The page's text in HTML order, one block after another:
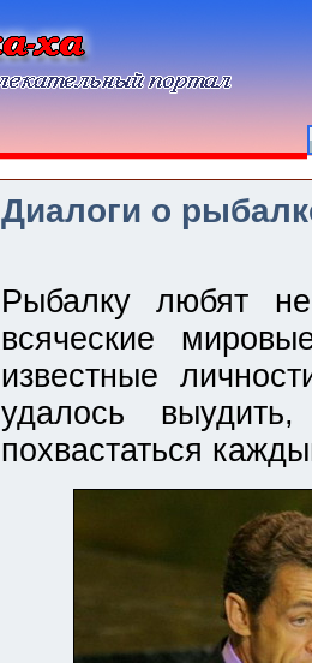
Диалоги о
Рыбалку любят
всяческие
известные
удалось
похвастаться